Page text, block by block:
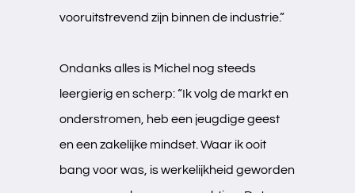
vooruitstrevend zijn binnen de industrie.”
Ondanks alles is Michel nog steeds
leergierig en scherp: “Ik volg de markt en
onderstromen, heb een jeugdige geest
en een zakelijke mindset. Waar ik ooit
bang voor was, is werkelijkheid geworden